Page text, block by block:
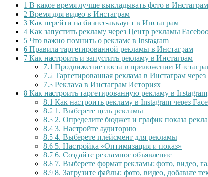
1 В какое время лучше выкладывать фото в
2 Время для видео в Инстаграм
3 Как перейти на бизнес-аккаунт в Инстаграм
4 Как запустить рекламу через Центр рекламы
5 Что важно помнить о рекламе в Instagram
6 Правила таргетированной рекламы в Инстаграм
7 Как настроить и запустить рекламу в Инстаграм
7.1 Продвижение поста в приложении
7.2 Таргетированная реклама в Инстаграм
7.3 Реклама в Инстаграм Историях
8 Как настроить таргетированную рекламу в Instagram
8.1 Как настроить рекламу в Instagram через
8.2 1. Выберете цель рекламы
8.3 2. Определите бюджет и график показа
8.4 3. Настройте аудиторию
8.5 4. Выберете плейсмент для рекламы
8.6 5. Настройка «Оптимизация и показ»
8.7 6. Создайте рекламное объявление
8.8 7. Выберете формат рекламы: фото, видео,
8.9 8. Загрузите файлы: фото, видео, добавьте